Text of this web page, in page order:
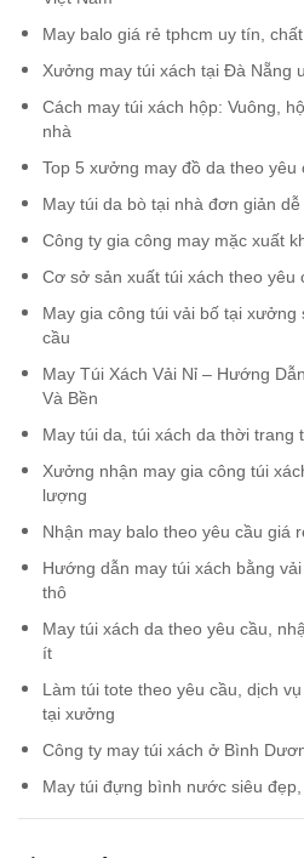
May balo giá rẻ tphcm uy tín,
Xưởng may túi xách tại Đà Nẵng
Cách may túi xách hộp: Vuông,
nhà
Top 5 xưởng may đồ da theo
May túi da bò tại nhà đơn giản
Công ty gia công may mặc xuất
Cơ sở sản xuất túi xách theo yêu
May gia công túi vải bố tại
cầu
May Túi Xách Vải Nỉ – Hướng
Và Bền
May túi da, túi xách da thời trang
Xưởng nhận may gia công túi
lượng
Nhận may balo theo yêu cầu giá
Hướng dẫn may túi xách bằng
thô
May túi xách da theo yêu cầu,
ít
Làm túi tote theo yêu cầu, dịch
tại xưởng
Công ty may túi xách ở Bình
May túi đựng bình nước siêu